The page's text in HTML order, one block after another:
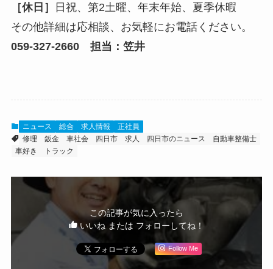
［休日］
日祝、第2土曜、年末年始、夏季休暇
その他詳細は応相談、お気軽にお電話ください。
059-327-2660 担当：笠井
ニュース 総合 求人情報
正社員
修理
鈑金 車社会 四日市 求人 四日市のニュース
自動車整備士
車好き
トラック
この記事が気に入ったら
いいね または フォローしてね！
Follow Me